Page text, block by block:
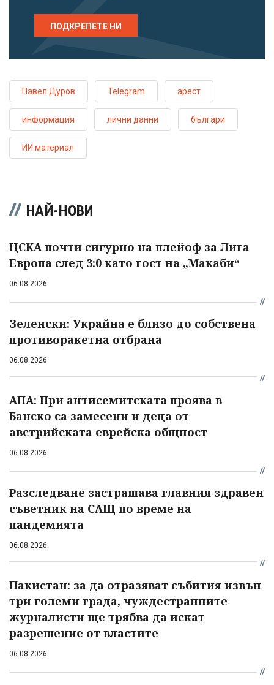
ПОДКРЕПЕТЕ НИ
Павел Дуров Telegram арест
информация лични данни българи
ИИ материал
НАЙ-НОВИ
ЦСКА почти сигурно на плейоф за Лига
Европа след 3:0 като гост на „Макаби“
06.08.2026
Зеленски: Украйна е близо до собствена
противоракетна отбрана
06.08.2026
АПА: При антисемитската проява в
Банско са замесени и деца от
австрийската еврейска общност
06.08.2026
Разследване застрашава главния здравен
съветник на САЩ по време на
пандемията
06.08.2026
Пакистан: за да отразяват събития извън
три големи града, чуждестранните
журналисти ще трябва да искат
разрешение от властите
06.08.2026